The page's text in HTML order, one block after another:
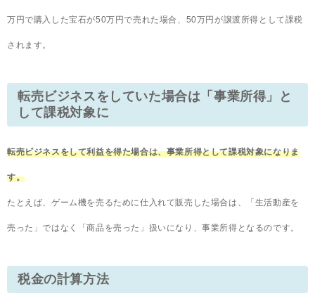
万円で購入した宝石が50万円で売れた場合、50万円が譲渡所得として課税
されます。
転売ビジネスをしていた場合は「事業所得」と
して課税対象に
転売ビジネスをして利益を得た場合は、事業所得として課税対象になりま
す。
たとえば、ゲーム機を売るために仕入れて販売した場合は、「生活動産を
売った」ではなく「商品を売った」扱いになり、事業所得となるのです。
税金の計算方法